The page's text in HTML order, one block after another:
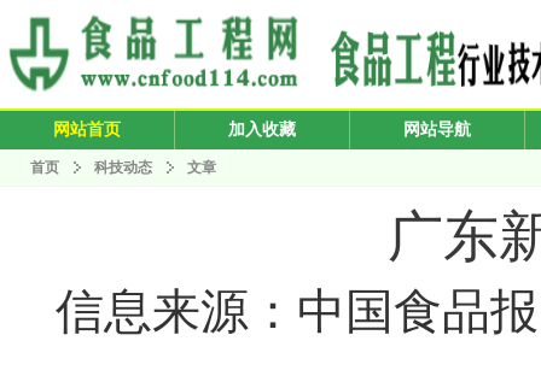
网站首页 加入收藏 网站导航
首页 科技动态 文章
广东
信息来源：中国食品